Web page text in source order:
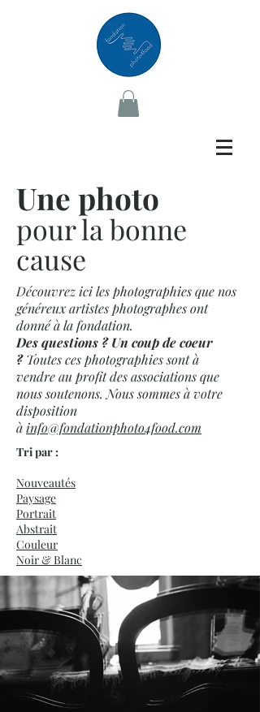
Une photo
pour la bonne
cause
Découvrez ici les photographies que nos
généreux artistes photographes ont
donné à la fondation.
Des questions ? Un coup de coeur
?Toutes ces photographies sont à
vendre au profit des associations que
nous soutenons. Nous sommes à votre
disposition
àinfo@fondationphoto4food.com
Tri par :
Nouveautés
Paysage
Portrait
Abstrait
Couleur
Noir & Blanc